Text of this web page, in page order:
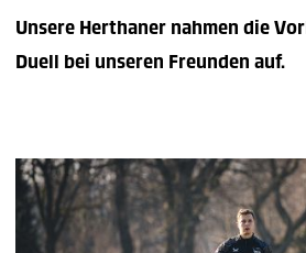
Unsere Herthaner nahmen die
Duell bei unseren Freunden auf.